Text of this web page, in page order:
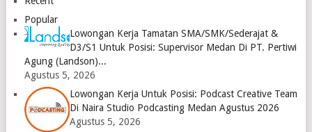
Popular
Lowongan Kerja Tamatan SMA/SMK/Sederajat &
D3/S1 Untuk Posisi: Supervisor Medan Di PT. Pertiwi
Agung (Landson)...
Agustus 5, 2026
Lowongan Kerja Untuk Posisi: Podcast Creative Team
Di Naira Studio Podcasting Medan Agustus 2026
Agustus 5, 2026